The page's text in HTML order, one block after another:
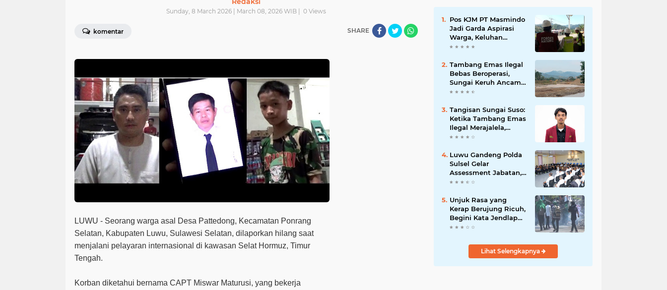
Sunday, 8 March 2026 | March 08, 2026 WIB | 0 Views
komentar SHARE
LUWU - Seorang warga asal Desa Pattedong, Kecamatan Ponrang
Selatan, Kabupaten Luwu, Sulawesi Selatan, dilaporkan hilang saat
menjalani pelayaran internasional di kawasan Selat Hormuz, Timur
Tengah.
Korban diketahui bernama CAPT Miswar Maturusi, yang bekerja
Pos KJM PT Masmindo
Jadi Garda Aspirasi
Warga, Keluhan
Ditangani Maksimal
Tambang Emas Ilegal
Bebas Beroperasi,
Sungai Keruh Ancam
Sawah dan Air Bersih
Tangisan Sungai Suso:
Ketika Tambang Emas
Ilegal Merajalela,
Negara Seolah
Luwu Gandeng Polda
Sulsel Gelar
Assessment Jabatan,
Perkuat Penempatan
Kompetensi
Unjuk Rasa yang
Kerap Berujung Ricuh,
Begini Kata Jendlap
API
Lihat Selengkapnya